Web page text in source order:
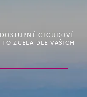
CLOUDOVÉ
ZCELA DLE VAŠICH